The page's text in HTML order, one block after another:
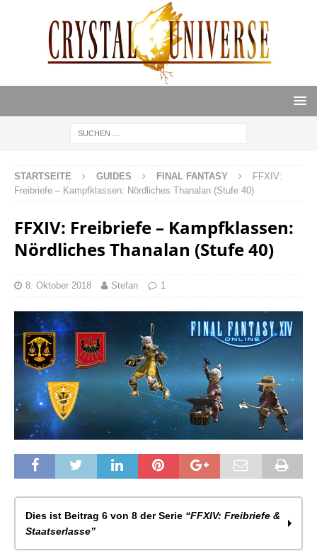
STARTSEITE GUIDES FINAL FANTASY
FFXIV:
Freibriefe – Kampfklassen: Nördliches Thanalan (Stufe 40)
FFXIV: Freibriefe – Kampfklassen:
Nördliches Thanalan (Stufe 40)
8. Oktober 2018 Stefan 1
Dies ist Beitrag 6 von 8 der Serie “FFXIV: Freibriefe &
Staatserlasse”